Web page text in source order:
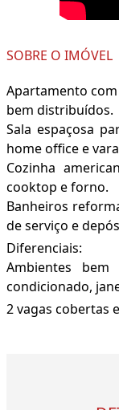
SOBRE O IMÓVEL
Apartamento
bem distribuídos.
Sala espaçosa
home office e
Cozinha
cooktop e forno.
Banheiros
de serviço e
Diferenciais:
Ambientes bem
condicionado,
2 vagas cobertas